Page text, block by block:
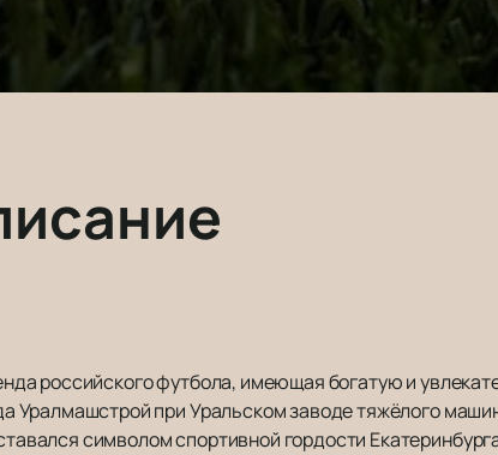
российского футбола, имеющая богатую и
Уралмашстрой при Уральском заводе тяжёлого
символом спортивной гордости